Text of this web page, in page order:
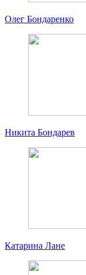
Олег Бондаренко
Никита Бондарев
Катарина Лане